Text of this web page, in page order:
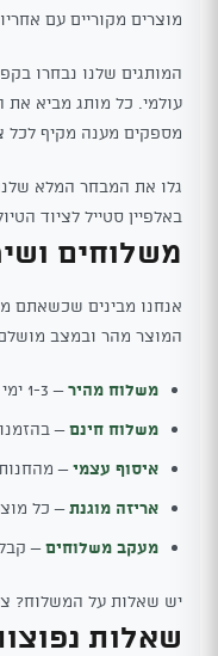
מוצרים מקוריים עם
המותגים שלנו נבחרו
עולמי. כל מותג מביא את
מספקים מענה מקיף לכל
גלו את המבחר המלא
באלפיין סטייל לציוד
משלוחים
אנחנו מבינים שכשאתם
המוצר מהר ובמצב
משלוח מהיר– 1-3 ימי עסקים לכל הארץ
משלוח חינם– בהזמנות
איסוף עצמי–
אריזה מוגנת– כל
מעקב משלוחים–
יש שאלות על המשלוח?
שאלות